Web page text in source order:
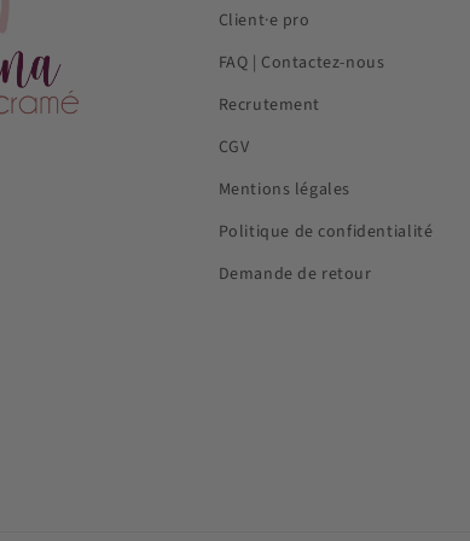
Client·e pro
FAQ | Contactez-nous
Recrutement
CGV
Mentions légales
Politique de confidentialité
Demande de retour